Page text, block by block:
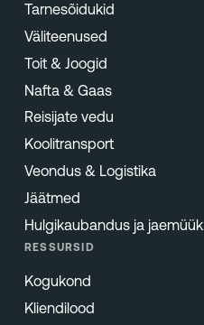
Tarnesõidukid
Väliteenused
Toit & Joogid
Nafta & Gaas
Reisijate vedu
Koolitransport
Veondus & Logistika
Jäätmed
Hulgikaubandus ja jaemüük
RESSURSID
Kogukond
Kliendilood